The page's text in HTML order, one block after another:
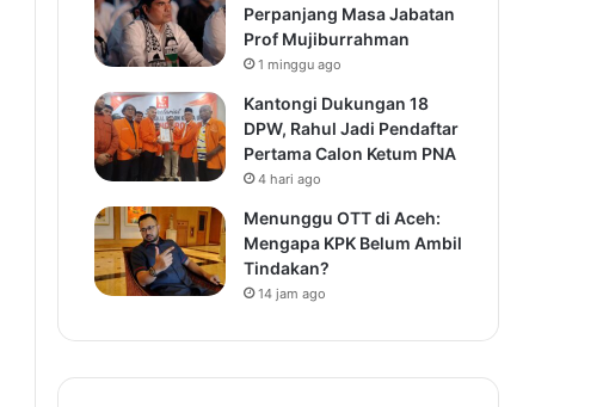
Perpanjang Masa Jabatan
Prof Mujiburrahman
1 minggu ago
Kantongi Dukungan 18
DPW, Rahul Jadi Pendaftar
Pertama Calon Ketum PNA
4 hari ago
Menunggu OTT di Aceh:
Mengapa KPK Belum Ambil
Tindakan?
14 jam ago